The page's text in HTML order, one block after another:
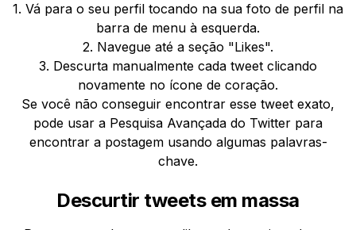
1. Vá para o seu perfil tocando na sua foto de perfil na
barra de menu à esquerda.
2. Navegue até a seção "Likes".
3. Descurta manualmente cada tweet clicando
novamente no ícone de coração.
Se você não conseguir encontrar esse tweet exato,
pode usar a Pesquisa Avançada do Twitter para
encontrar a postagem usando algumas palavras-
chave.
Descurtir tweets em massa